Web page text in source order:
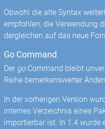
Obwohl die alte Syntax
empfohlen, die Verwendung
dergleichen auf das neue
Go Command
Der goCommand bleibt
Reihe bemerkenswerter
In der vorherigen Version
internes Verzeichnis eines
importierbar ist. In 1.4 wurde